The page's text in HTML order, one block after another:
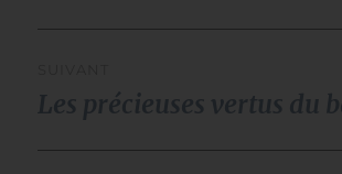
Publication
Les précieuses vertus du